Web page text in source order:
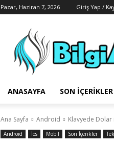
Pazar, Haziran 7, 2026 Giriş Yap /
ANASAYFA SON İÇERIKLER
Ana Sayfa Android Klavyede Dolar
Android İos Mobil Son İçerikler